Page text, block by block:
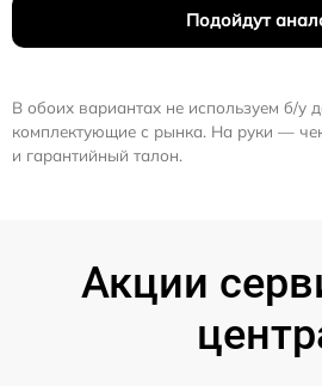
Подойдут
В обоих вариантах не используем б/у
комплектующие с рынка. На руки —
и гарантийный талон.
Акции